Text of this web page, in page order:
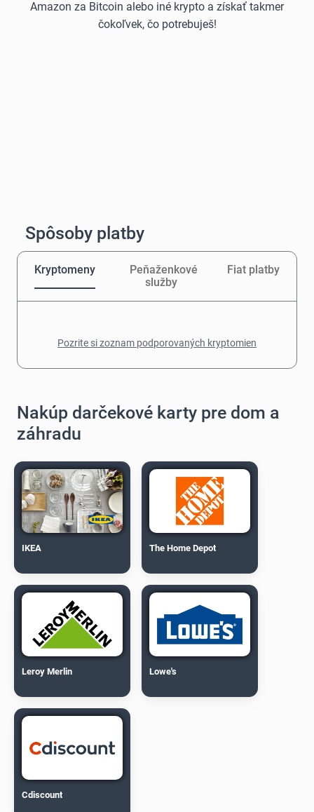
Amazon za Bitcoin alebo iné krypto a získať takmer
čokoľvek, čo potrebuješ!
Spôsoby platby
Kryptomeny
Peňaženkové
služby
Fiat platby
Pozrite si zoznam podporovaných kryptomien
Nakúp darčekové karty pre dom a
záhradu
IKEA The Home Depot
Leroy Merlin Lowe's
Cdiscount